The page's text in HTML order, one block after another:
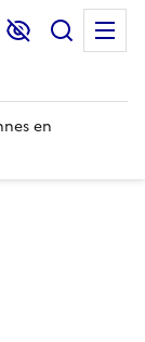
Lecture et
en